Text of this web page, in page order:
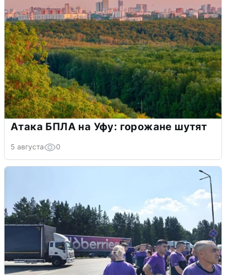
Атака БПЛА на Уфу: горожане шутят
5 августа 0